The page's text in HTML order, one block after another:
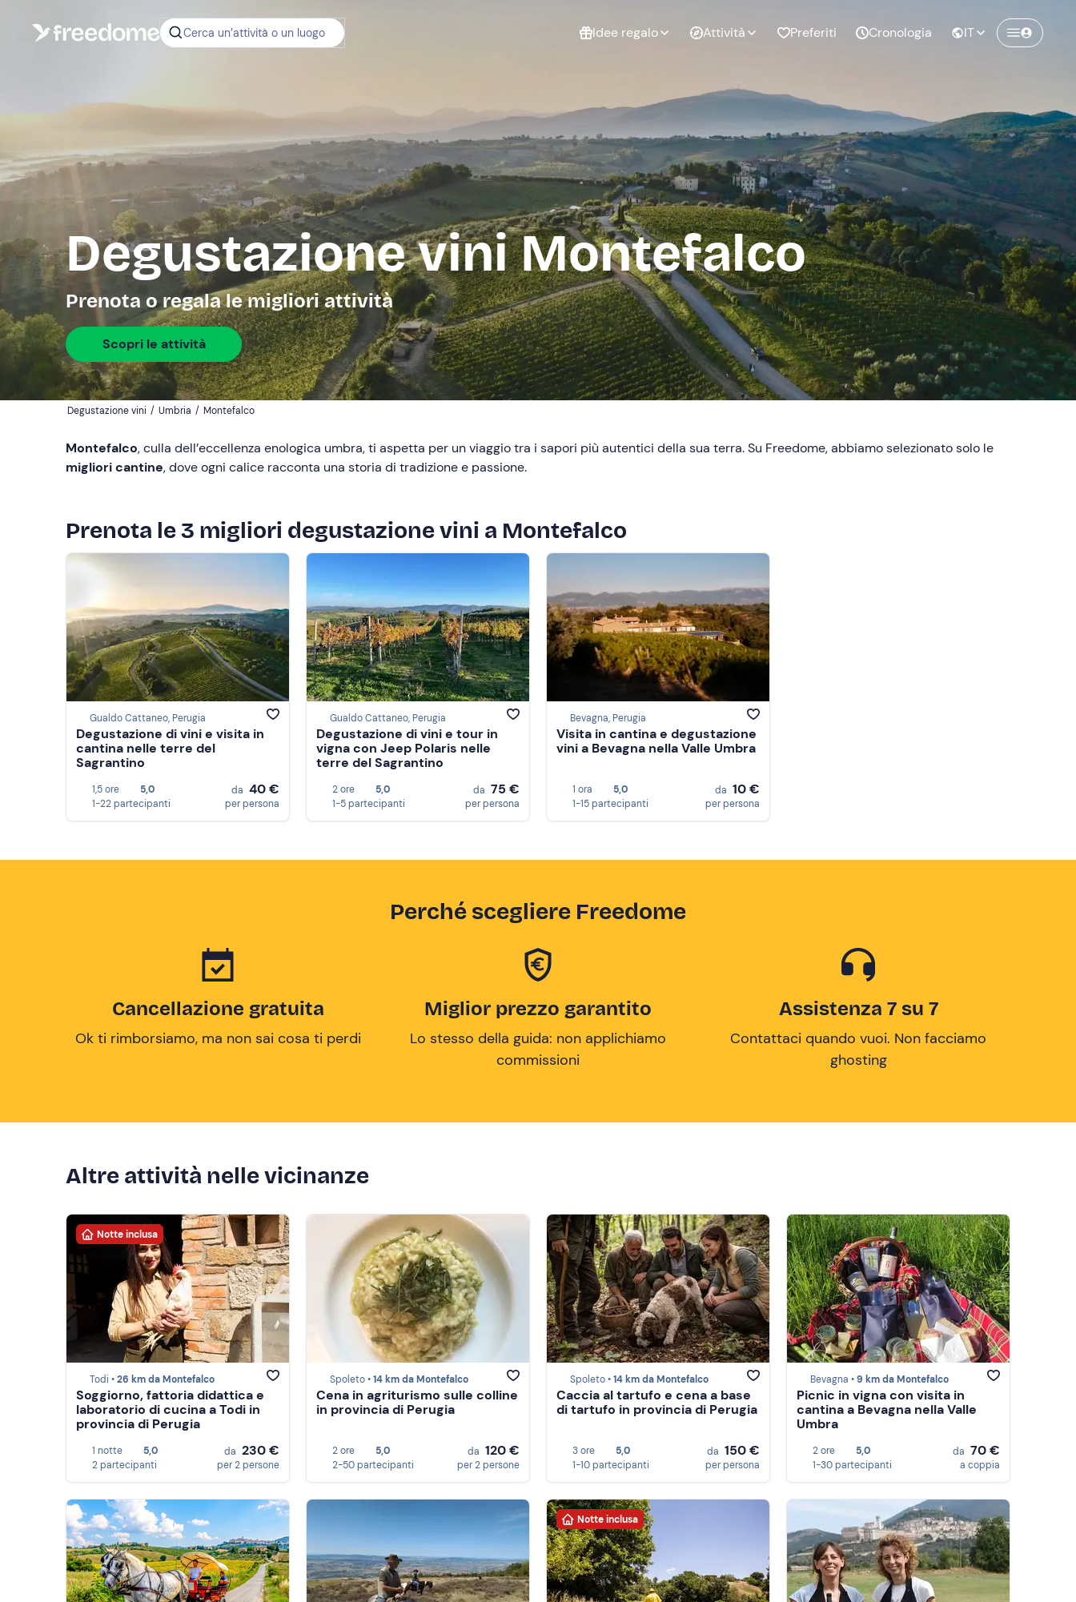
Cerca un’attività o un luogo Idee regalo
Gift Card Freedome
Un regalo digitale che
lascia la libertà di
scegliere esperienze
outdoor in tutta Italia.
Regala una Gift Card
Esperienze da
regalare
Esperienze di
coppia
Compleanno
Laurea
Addio al
celibato
Addio al
nubilato
Attività Preferiti Cronologia IT
Degustazione vini Montefalco
Prenota o regala le migliori attività
Scopri le attività
Degustazione vini / Umbria / Montefalco
Montefalco, culla dell’eccellenza enologica umbra, ti aspetta per un viaggio tra i sapori più autentici della sua terra. Su Freedome, abbiamo selezionato solo le
migliori cantine, dove ogni calice racconta una storia di tradizione e passione.
Prenota le 3 migliori degustazione vini a Montefalco
Gualdo Cattaneo, Perugia
Degustazione di vini e visita in
cantina nelle terre del
Sagrantino
1,5 ore
5,0
1-22 partecipanti
da 40 €
per persona
Gualdo Cattaneo, Perugia
Degustazione di vini e tour in
vigna con Jeep Polaris nelle
terre del Sagrantino
2 ore
5,0
1-5 partecipanti
da 75 €
per persona
Bevagna, Perugia
Visita in cantina e degustazione
vini a Bevagna nella Valle Umbra
1 ora
5,0
1-15 partecipanti
da 10 €
per persona
Perché scegliere Freedome
Cancellazione gratuita
Ok ti rimborsiamo, ma non sai cosa ti perdi
Miglior prezzo garantito
Lo stesso della guida: non applichiamo
commissioni
Assistenza 7 su 7
Contattaci quando vuoi. Non facciamo
ghosting
Altre attività nelle vicinanze
Notte inclusa
Todi •26 km da Montefalco
Soggiorno, fattoria didattica e
laboratorio di cucina a Todi in
provincia di Perugia
1 notte
5,0
2 partecipanti
da 230 €
per 2 persone
Spoleto •14 km da Montefalco
Cena in agriturismo sulle colline
in provincia di Perugia
2 ore
5,0
2-50 partecipanti
da 120 €
per 2 persone
Spoleto •14 km da Montefalco
Caccia al tartufo e cena a base
di tartufo in provincia di Perugia
3 ore
5,0
1-10 partecipanti
da 150 €
per persona
Bevagna •9 km da Montefalco
Picnic in vigna con visita in
cantina a Bevagna nella Valle
Umbra
2 ore
5,0
1-30 partecipanti
da 70 €
a coppia
Notte inclusa
Crea un account Freedome
Unisciti a una community di avventurieri
come te e colleziona ricordi indimenticabili!
Continua con l'email